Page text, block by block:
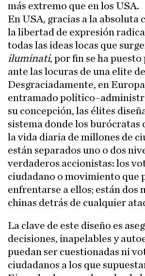
más extremo que en los USA.
En USA, gracias a la absoluta
la libertad de expresión
todas las ideas locas que
iluminati, por fin se ha puesto
ante las locuras de una elite
Desgraciadamente, en
entramado
su concepción, las élites
sistema donde los burócratas
la vida diaria de millones de
están separados uno o dos
verdaderos accionistas: los
ciudadano o movimiento que
enfrentarse a ellos; están dos
chinas detrás de cualquier
La clave de este diseño es
decisiones, inapelables y
puedan ser cuestionadas ni
ciudadanos a los que